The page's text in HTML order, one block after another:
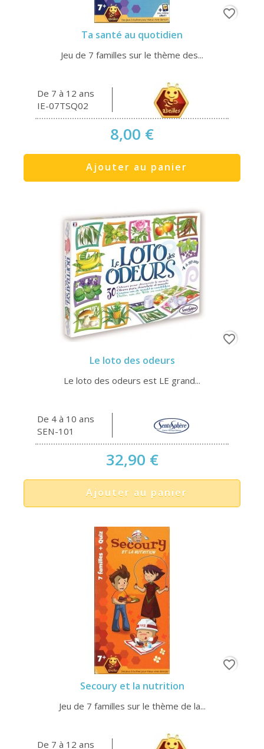
Ta santé au quotidien
Jeu de 7 familles sur le thème des...
De 7 à 12 ans
IE-07TSQ02
8,00 €
Ajouter au panier
favorite_border
Le loto des odeurs
Le loto des odeurs est LE grand...
De 4 à 10 ans
SEN-101
32,90 €
Ajouter au panier
favorite_border
Secoury et la nutrition
Jeu de 7 familles sur le thème de la...
De 7 à 12 ans
favorite_border